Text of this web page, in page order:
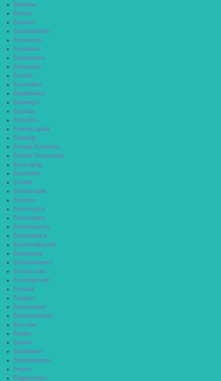
Баймак
Бакал
Баксан
Балабаново
Балаково
Балахна
Балашиха
Балашов
Балей
Балтийск
Барабинск
Барнаул
Барыш
Батайск
Бахчисарай
Бежецк
Белая Калитва
Белая Холуница
Белгород
Белебей
Белёв
Белинский
Белово
Белогорск
Белозерск
Белокуриха
Беломорск
Белоозёрский
Белорецк
Белореченск
Белоусово
Белоярский
Белый
Бердск
Березники
Берёзовский
Беслан
Бийск
Бикин
Билибино
Биробиджан
Бирск
Бирюсинск